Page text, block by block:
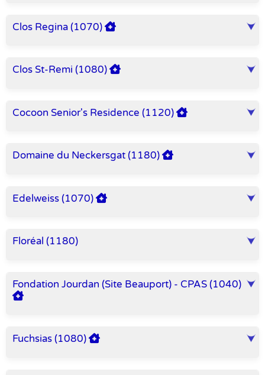
Clos Regina (1070)
Clos St-Remi (1080)
Cocoon Senior's Residence (1120)
Domaine du Neckersgat (1180)
Edelweiss (1070)
Floréal (1180)
Fondation Jourdan (Site Beauport) - CPAS (1040)
Fuchsias (1080)